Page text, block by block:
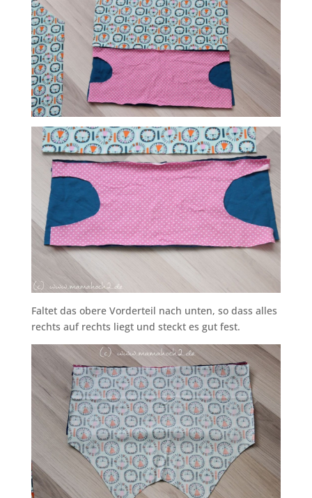
Faltet das obere Vorderteil nach unten, so dass alles
rechts auf rechts liegt und steckt es gut fest.